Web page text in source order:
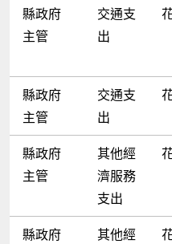
縣政府
主管
交通支
出
縣政府
主管
交通支
出
縣政府
主管
其他經
濟服務
支出
縣政府
其他經